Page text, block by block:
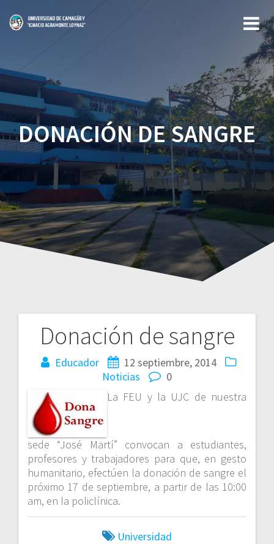
DONACIÓN DE SANGRE
Donación de sangre
Educador
12 septiembre, 2014
Noticias
0
La FEU y la UJC de nuestra
sede “José Martí” convocan a estudiantes,
profesores y trabajadores para que, en gesto
humanitario, efectúen la donación de sangre el
próximo 17 de septiembre, a partir de las 10:00
am, en la policlínica.
Universidad
Navegación
de
entradas